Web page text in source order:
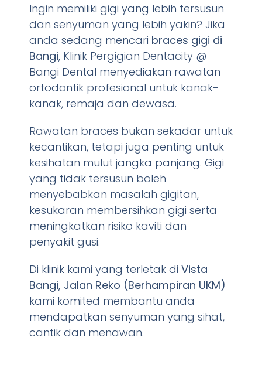
Ingin memiliki gigi yang lebih tersusun
dan senyuman yang lebih yakin? Jika
anda sedang mencari braces gigi di
Bangi, Klinik Pergigian Dentacity @
Bangi Dental menyediakan rawatan
ortodontik profesional untuk kanak-
kanak, remaja dan dewasa.
Rawatan braces bukan sekadar untuk
kecantikan, tetapi juga penting untuk
kesihatan mulut jangka panjang. Gigi
yang tidak tersusun boleh
menyebabkan masalah gigitan,
kesukaran membersihkan gigi serta
meningkatkan risiko kaviti dan
penyakit gusi.
Di klinik kami yang terletak di Vista
Bangi, Jalan Reko (Berhampiran UKM)
kami komited membantu anda
mendapatkan senyuman yang sihat,
cantik dan menawan.